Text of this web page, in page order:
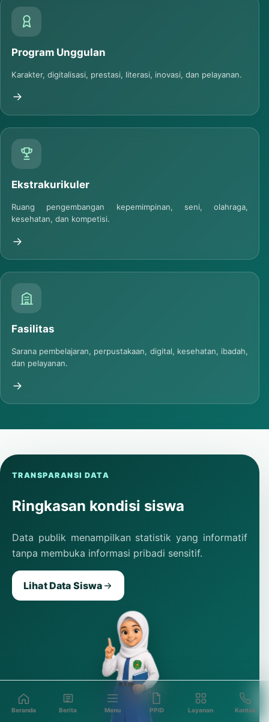
Program Unggulan
Karakter, digitalisasi, prestasi, literasi, inovasi, dan pelayanan.
Ekstrakurikuler
Ruang pengembangan kepemimpinan, seni, olahraga,
kesehatan, dan kompetisi.
Fasilitas
Sarana pembelajaran, perpustakaan, digital, kesehatan, ibadah,
dan pelayanan.
TRANSPARANSI DATA
Ringkasan kondisi siswa
Data publik menampilkan statistik yang informatif
tanpa membuka informasi pribadi sensitif.
Beranda Berita Menu PPID Layanan Kontak